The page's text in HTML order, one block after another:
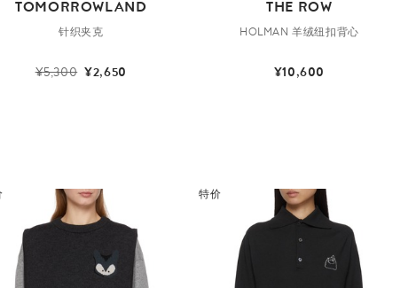
TOMORROWLAND
针织夹克
¥5,300 ¥2,650
THE ROW
HOLMAN 羊绒纽扣背心
¥10,600
特价